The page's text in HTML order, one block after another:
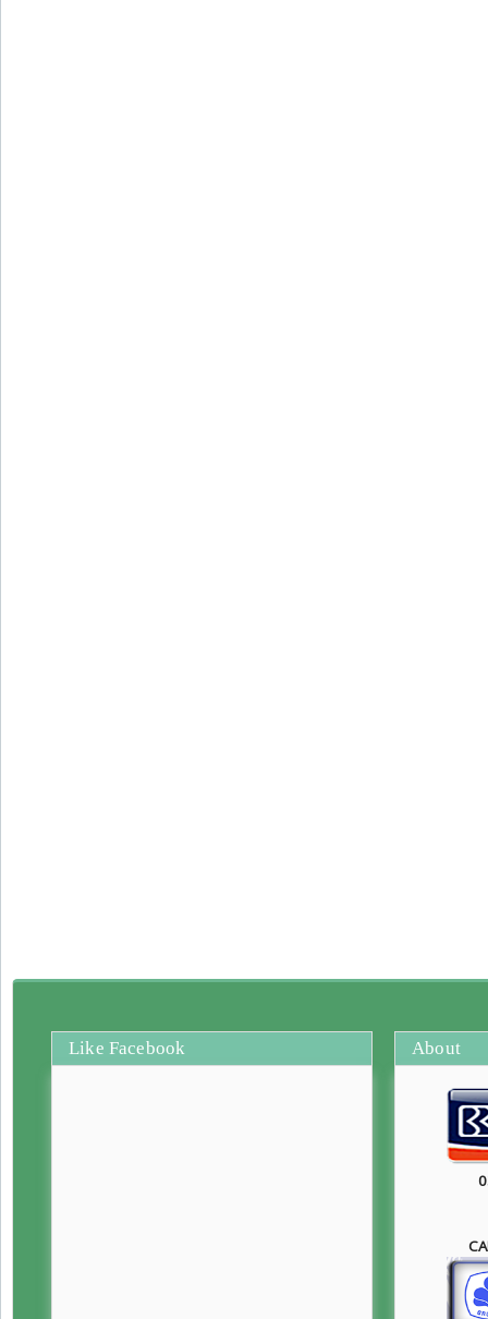
Like Facebook About